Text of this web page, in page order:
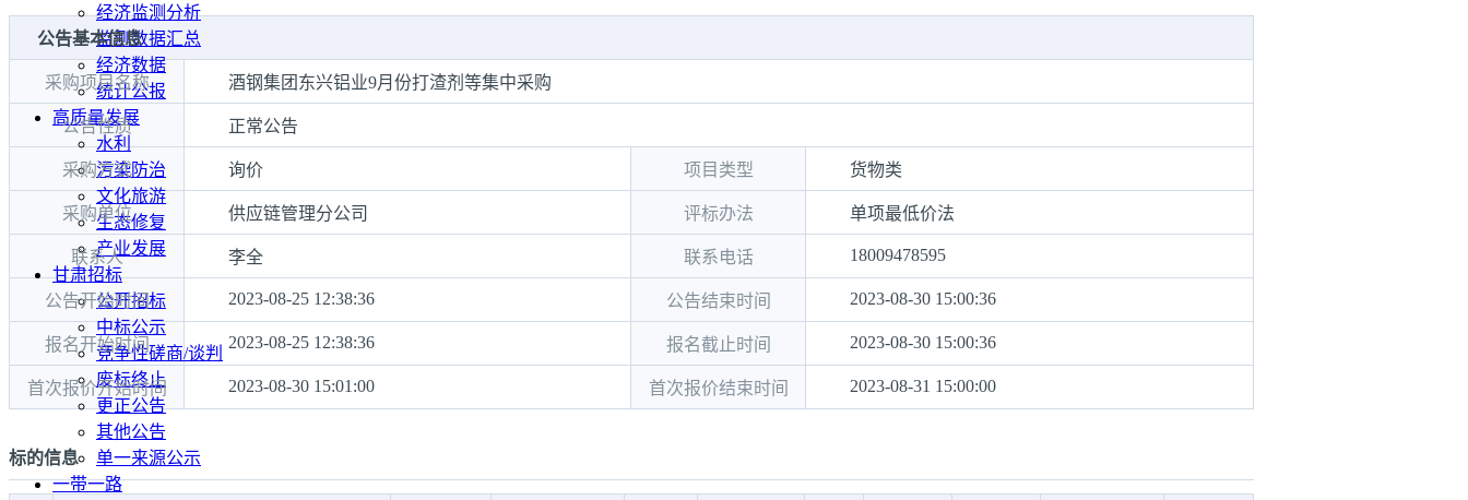
经济监测分析
监测数据汇总
经济数据
统计公报
高质量发展
水利
污染防治
文化旅游
生态修复
产业发展
甘肃招标
公开招标
中标公示
竞争性磋商/谈判
废标终止
更正公告
其他公告
单一来源公示
一带一路
公告基本信息
采购项目名称 酒钢集团东兴铝业9月份打渣剂等集中采购
公告性质 正常公告
采购方式 询价 项目类型 货物类
采购单位 供应链管理分公司 评标办法 单项最低价法
联系人 李全 联系电话 18009478595
公告开始时间 2023-08-25 12:38:36 公告结束时间 2023-08-30 15:00:36
报名开始时间 2023-08-25 12:38:36 报名截止时间 2023-08-30 15:00:36
首次报价开始时间 2023-08-30 15:01:00 首次报价结束时间 2023-08-31 15:00:00
标的信息